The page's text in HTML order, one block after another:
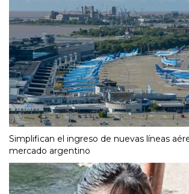
Simplifican el ingreso de nuevas líneas
mercado argentino